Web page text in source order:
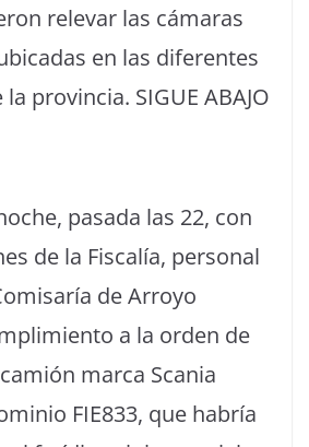
relevar las cámaras
en las diferentes
provincia. SIGUE ABAJO
pasada las 22, con
de la Fiscalía, personal
de Arroyo
a la orden de
marca Scania
FIE833, que habría